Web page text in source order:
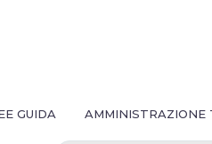
GUIDA AMMINISTRAZIONE